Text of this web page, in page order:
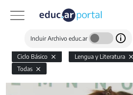
Incluir Archivo educ.ar
Ciclo Básico Lengua y Literatura
Todas